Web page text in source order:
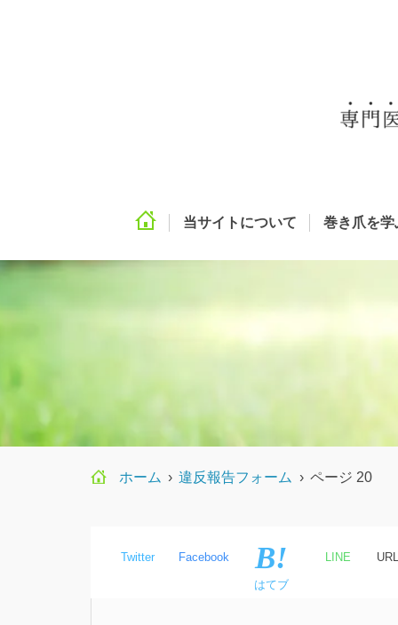
当サイトについて 巻き爪を学
ホーム › 違反報告フォーム › ページ 20
Twitter Facebook
はてブ
LINE